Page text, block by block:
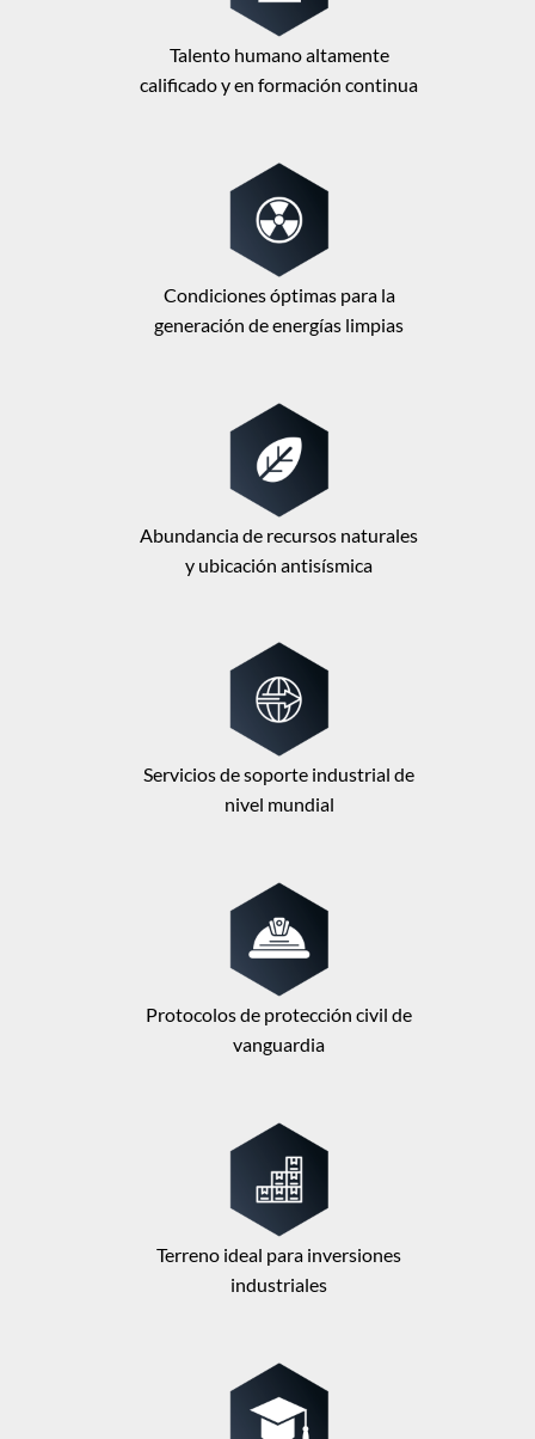
Talento humano altamente
calificado y en formación continua
Condiciones óptimas para la
generación de energías limpias
Abundancia de recursos naturales
y ubicación antisísmica
Servicios de soporte industrial de
nivel mundial
Protocolos de protección civil de
vanguardia
Terreno ideal para inversiones
industriales